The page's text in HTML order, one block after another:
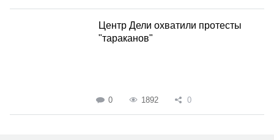
Центр Дели охватили протесты
"тараканов"
0 1892 0